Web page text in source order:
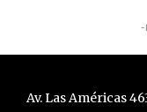
-
Av. Las Américas